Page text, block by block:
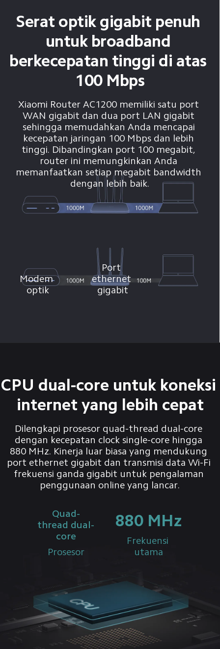
Serat optik gigabit penuh
untuk broadband
berkecepatan tinggi di atas
100 Mbps
Xiaomi Router AC1200 memiliki satu port
WAN gigabit dan dua port LAN gigabit
sehingga memudahkan Anda mencapai
kecepatan jaringan 100 Mbps dan lebih
tinggi. Dibandingkan port 100 megabit,
router ini memungkinkan Anda
memanfaatkan setiap megabit bandwidth
dengan lebih baik.
Modem
optik
Port
ethernet
gigabit
CPU dual-core untuk koneksi
internet yang lebih cepat
Dilengkapi prosesor quad-thread dual-core
dengan kecepatan clock single-core hingga
880 MHz. Kinerja luar biasa yang mendukung
port ethernet gigabit dan transmisi data Wi-Fi
frekuensi ganda gigabit untuk pengalaman
penggunaan online yang lancar.
880 MHz
Frekuensi
utama
Quad-
thread dual-
core
Prosesor